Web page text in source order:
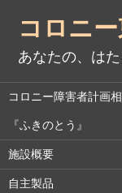
コロニ
あなたの、は
コロニー障害者計画
『ふきのとう』
施設概要
自主製品